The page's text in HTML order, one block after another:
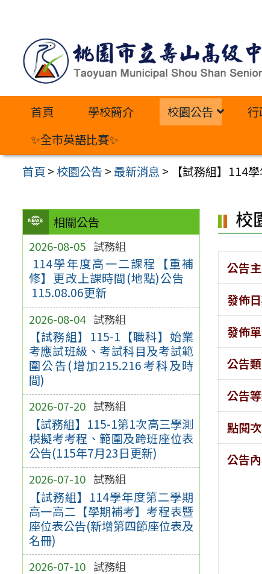
內
首頁 學校簡介 校園公告 行
✨全市英語比賽✨
首頁 >校園公告 >最新消息 > 【試務組】114
相關公告
2026-08-05 試務組
114學年度高一二課程【重補
修】更改上課時間(地點)公告
115.08.06更新
2026-08-04 試務組
【試務組】115-1【職科】始業
考應試班級、考試科目及考試範
圍公告(增加215.216考科及時
間)
2026-07-20 試務組
【試務組】115-1第1次高三學測
模擬考考程、範圍及跨班座位表
公告(115年7月23日更新)
2026-07-10 試務組
【試務組】114學年度第二學期
高一高二【學期補考】考程表暨
座位表公告(新增第四節座位表及
名冊)
2026-07-10 試務組
校
公告
發佈
發佈
公告
公告
點閱
公告